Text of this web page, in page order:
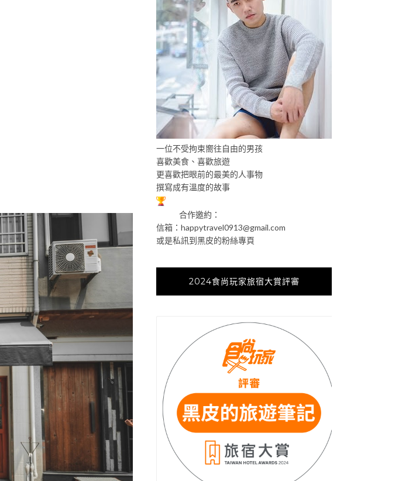
一位不受拘束嚮往自由的男孩
喜歡美食、喜歡旅遊
更喜歡把眼前的最美的人事物
撰寫成有溫度的故事
合作邀約：
信箱： happytravel0913@gmail.com
或是私訊到黑皮的粉絲專頁
2024食尚玩家旅宿大賞評審